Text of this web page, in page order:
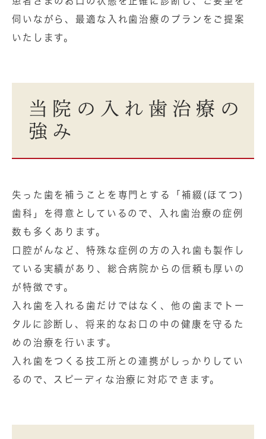
伺いながら、最適な入れ歯治療のプランをご提案
いたします。
当院の入れ歯治療の
強み
失った歯を補うことを専門とする「補綴(ほてつ)
歯科」を得意としているので、入れ歯治療の症例
数も多くあります。
口腔がんなど、特殊な症例の方の入れ歯も製作し
ている実績があり、総合病院からの信頼も厚いの
が特徴です。
入れ歯を入れる歯だけではなく、他の歯までトー
タルに診断し、将来的なお口の中の健康を守るた
めの治療を行います。
入れ歯をつくる技工所との連携がしっかりしてい
るので、スピーディな治療に対応できます。